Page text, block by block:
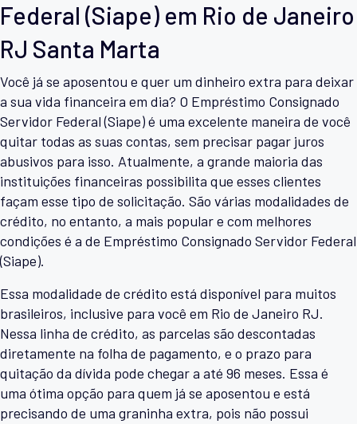
Federal (Siape) em Rio de Janeiro
RJ Santa Marta
Você já se aposentou e quer um dinheiro extra para deixar
a sua vida financeira em dia? O Empréstimo Consignado
Servidor Federal (Siape) é uma excelente maneira de você
quitar todas as suas contas, sem precisar pagar juros
abusivos para isso. Atualmente, a grande maioria das
instituições financeiras possibilita que esses clientes
façam esse tipo de solicitação. São várias modalidades de
crédito, no entanto, a mais popular e com melhores
condições é a de Empréstimo Consignado Servidor Federal
(Siape).
Essa modalidade de crédito está disponível para muitos
brasileiros, inclusive para você em Rio de Janeiro RJ.
Nessa linha de crédito, as parcelas são descontadas
diretamente na folha de pagamento, e o prazo para
quitação da dívida pode chegar a até 96 meses. Essa é
uma ótima opção para quem já se aposentou e está
precisando de uma graninha extra, pois não possui